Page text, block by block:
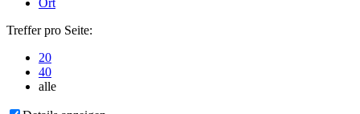
Treffer pro Seite:
20
40
alle